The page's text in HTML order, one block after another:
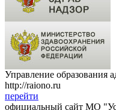
Управление образования
http://raiono.ru
перейти
официальный сайт МО